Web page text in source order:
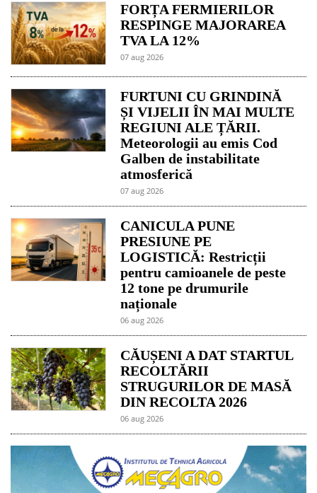
FORȚA FERMIERILOR
RESPINGE MAJORAREA
TVA LA 12%
07 aug 2026
FURTUNI CU GRINDINĂ
ȘI VIJELII ÎN MAI MULTE
REGIUNI ALE ȚĂRII.
Meteorologii au emis Cod
Galben de instabilitate
atmosferică
07 aug 2026
CANICULA PUNE
PRESIUNE PE
LOGISTICĂ: Restricții
pentru camioanele de peste
12 tone pe drumurile
naționale
06 aug 2026
CĂUȘENI A DAT STARTUL
RECOLTĂRII
STRUGURILOR DE MASĂ
DIN RECOLTA 2026
06 aug 2026